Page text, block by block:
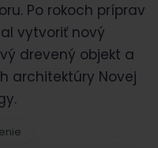
Po rokoch príprav
vytvoriť nový
drevený objekt a
architektúry Novej